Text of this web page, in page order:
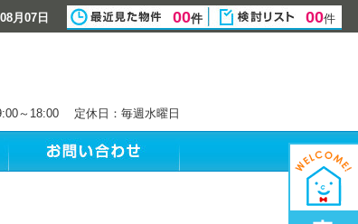
月07日 00件 00件
～18:00 定休日：毎週水曜日